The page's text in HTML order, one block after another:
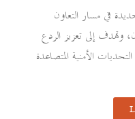
في مسار التعاون
وتهدف إلى تعزيز الردع
الأمنية المتصاعدة